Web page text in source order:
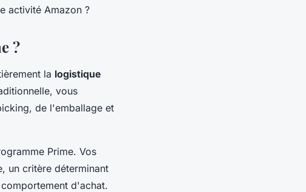
activité Amazon ?
?
la logistique
vous
de l'emballage et
Prime. Vos
un critère déterminant
d'achat.